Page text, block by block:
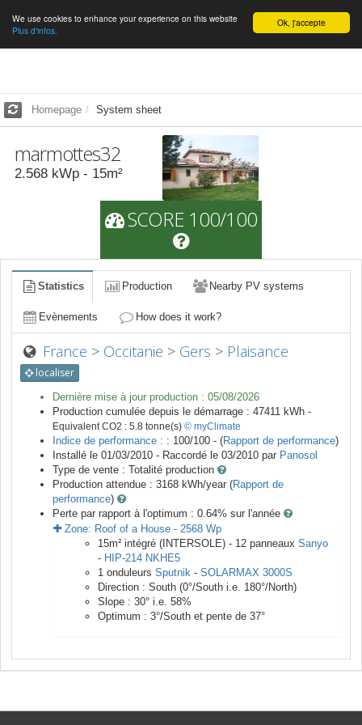
English Ok, j'accepte
We use cookies to enhance your experience on this website
Plus d'infos.
Homepage System sheet
marmottes32
2.568 kWp - 15m²
SCORE 100/100
Statistics Production Nearby PV systems
Evènements How does it work?
France > Occitanie > Gers > Plaisance
localiser
Dernière mise à jour production : 05/08/2026
Production cumulée depuis le démarrage : 47411 kWh -
Equivalent CO2 : 5.8 tonne(s) © myClimate
Indice de performance : : 100/100 - (Rapport de performance)
Installé le 01/03/2010 - Raccordé le 03/2010 par Panosol
Type de vente : Totalité production
Production attendue : 3168 kWh/year (Rapport de
performance)
Perte par rapport à l'optimum : 0.64% sur l'année
Zone: Roof of a House - 2568 Wp
15m² intégré (INTERSOLE) - 12 panneaux Sanyo
- HIP-214 NKHE5
1 onduleurs Sputnik - SOLARMAX 3000S
Direction : South (0°/South i.e. 180°/North)
Slope : 30° i.e. 58%
Optimum : 3°/South et pente de 37°